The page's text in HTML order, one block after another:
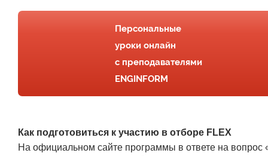
Персональные
уроки онлайн
с преподавателями
ENGINFORM
Как подготовиться к участию в отборе FLEX
На официальном сайте программы в ответе на вопрос